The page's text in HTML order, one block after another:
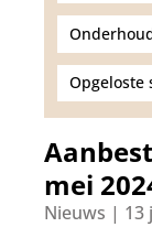
Opgeloste
mei
Nieuws | 13